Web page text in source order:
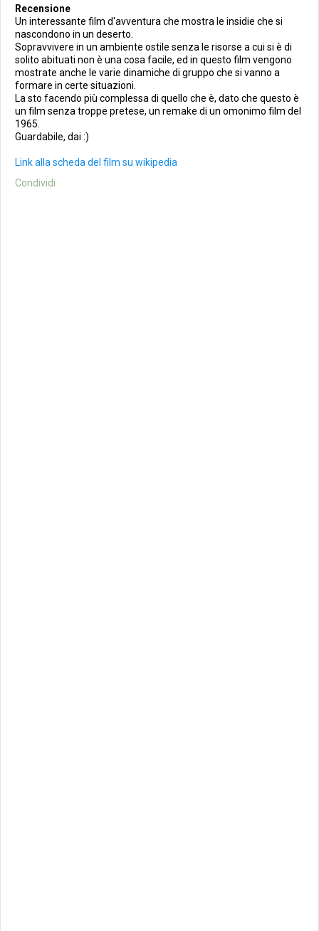
Recensione
Un interessante film d'avventura che mostra le insidie che si
nascondono in un deserto.
Sopravvivere in un ambiente ostile senza le risorse a cui si è di
solito abituati non è una cosa facile, ed in questo film vengono
mostrate anche le varie dinamiche di gruppo che si vanno a
formare in certe situazioni.
La sto facendo più complessa di quello che è, dato che questo è
un film senza troppe pretese, un remake di un omonimo film del
1965.
Guardabile, dai :)
Link alla scheda del film su wikipedia
Condividi